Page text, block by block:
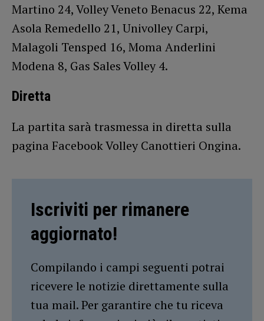
Martino 24, Volley Veneto Benacus 22, Kema
Asola Remedello 21, Univolley Carpi,
Malagoli Tensped 16, Moma Anderlini
Modena 8, Gas Sales Volley 4.
Diretta
La partita sarà trasmessa in diretta sulla
pagina Facebook Volley Canottieri Ongina.
Iscriviti per rimanere
aggiornato!
Compilando i campi seguenti potrai
ricevere le notizie direttamente sulla
tua mail. Per garantire che tu riceva